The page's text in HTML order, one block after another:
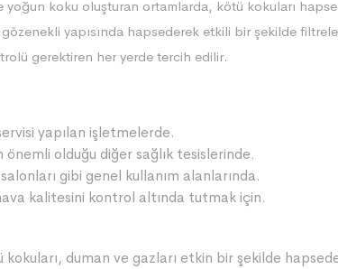
koku oluşturan ortamlarda, kötü kokuları
yapısında hapsederek etkili bir şekilde
gerektiren her yerde tercih edilir.
yapılan işletmelerde.
olduğu diğer sağlık tesislerinde.
gibi genel kullanım alanlarında.
kalitesini kontrol altında tutmak için.
duman ve gazları etkin bir şekilde